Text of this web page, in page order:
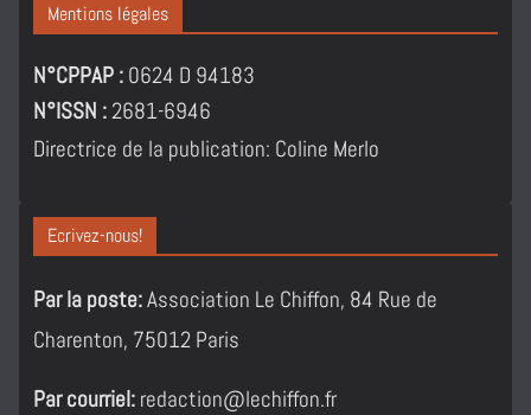
Mentions légales
N°CPPAP : 0624 D 94183
N°ISSN :2681-6946
Directrice de la publication: Coline Merlo
Ecrivez-nous!
Par la poste:Association Le Chiffon, 84 Rue de
Charenton, 75012 Paris
Par courriel: redaction@lechiffon.fr